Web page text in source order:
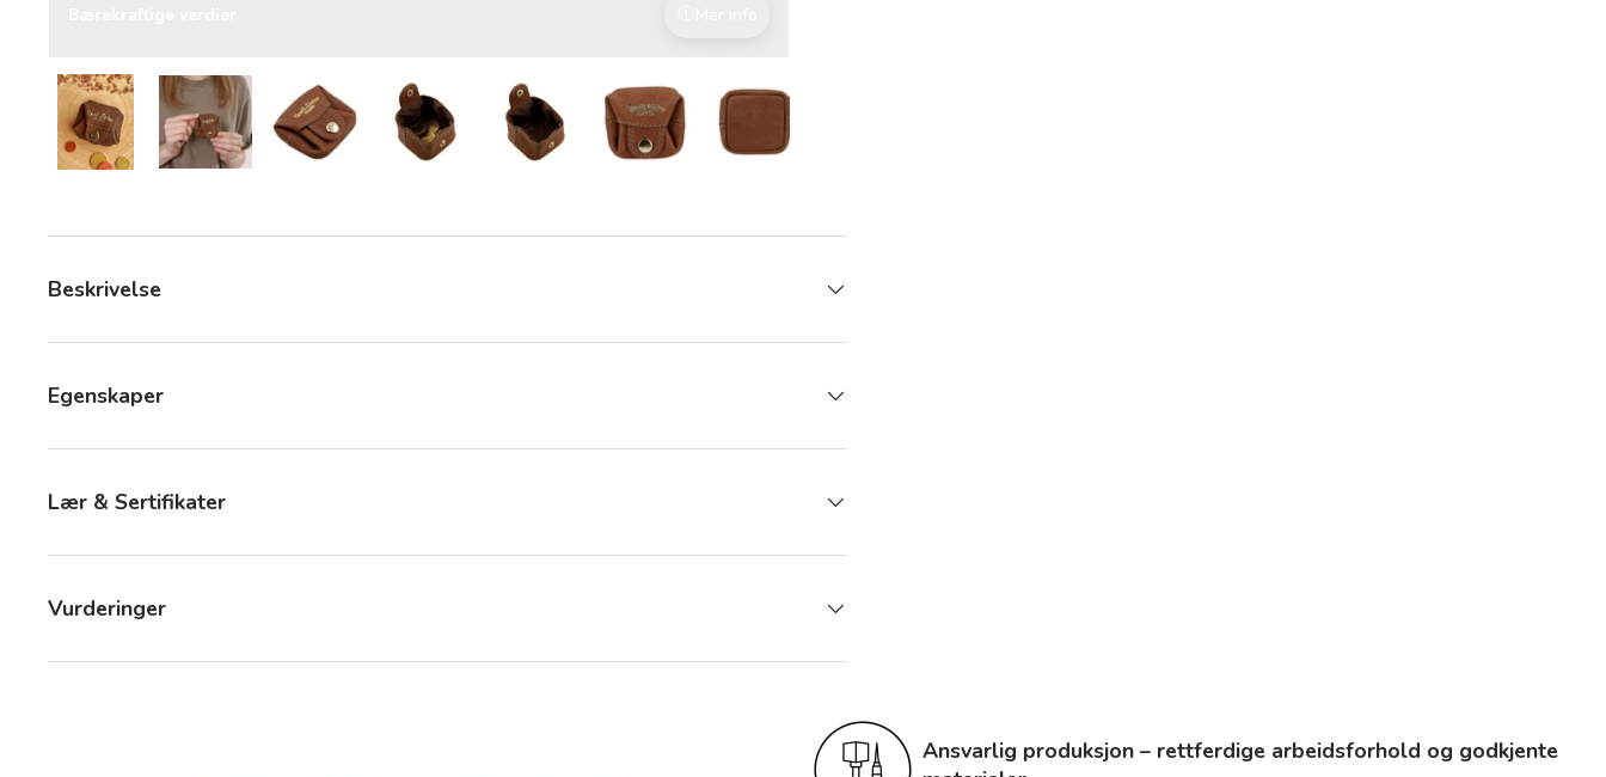
Beskrivelse
Egenskaper
Lær & Sertifikater
Vurderinger
Ansvarlig produksjon – rettferdige arbeidsforhold og godkjente